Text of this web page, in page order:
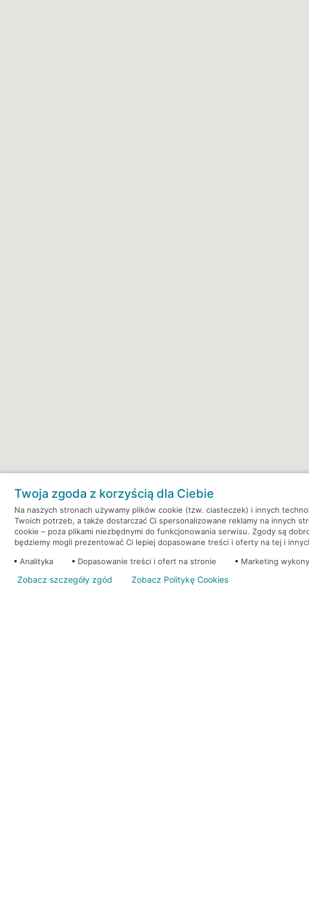
Placówki Bankomaty Wpłatomaty
Twoja zgoda z korzyścią dla Ciebie
Na naszych stronach używamy plików cookie (tzw. ciasteczek) i innych
Twoich potrzeb, a także dostarczać Ci spersonalizowane reklamy na innych
cookie – poza plikami niezbędnymi do funkcjonowania serwisu. Zgody są
będziemy mogli prezentować Ci lepiej dopasowane treści i oferty na tej i
Analityka
Dopasowanie treści i ofert na stronie Marketing
Zobacz szczegóły zgód Zobacz Politykę Cookies